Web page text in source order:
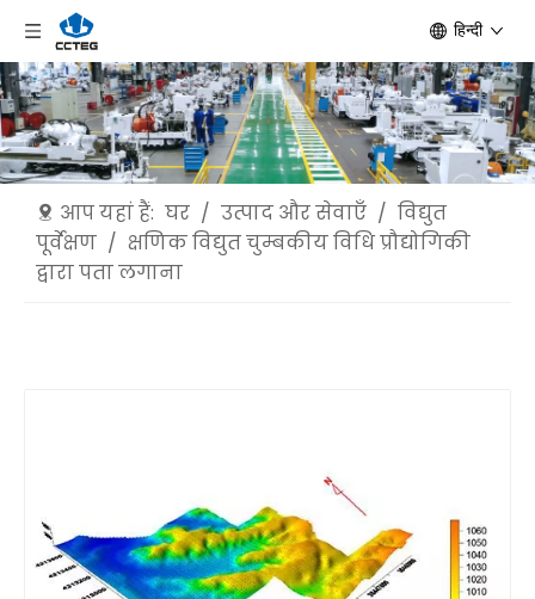
हिन्दी
आप यहां हैं: घर / उत्पाद और सेवाएँ / विद्युत
पूर्वेक्षण / क्षणिक विद्युत चुम्बकीय विधि प्रौद्योगिकी
द्वारा पता लगाना